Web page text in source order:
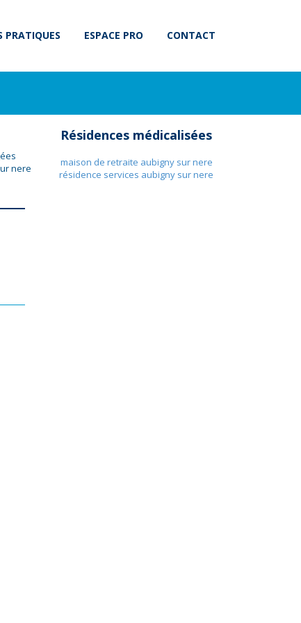
PRATIQUES ESPACE PRO CONTACT
nere
Résidences médicalisées
maison de retraite aubigny sur nere
résidence services aubigny sur nere